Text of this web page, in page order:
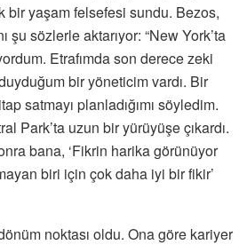
bir yaşam felsefesi sundu. Bezos,
şu sözlerle aktarıyor: “New York’ta
Etrafımda son derece zeki
bir yöneticim vardı. Bir
satmayı planladığımı söyledim.
Park’ta uzun bir yürüyüşe çıkardı.
bana, ‘Fikrin harika görünüyor
biri için çok daha iyi bir fikir’
noktası oldu. Ona göre kariyer